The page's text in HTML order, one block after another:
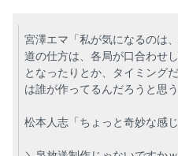
宮澤エマ「私が気になるのは
道の仕方は、各局が口合わせ
となったりとか、タイミング
は誰が作ってるんだろうと思う
松本人志「ちょっと奇妙な感